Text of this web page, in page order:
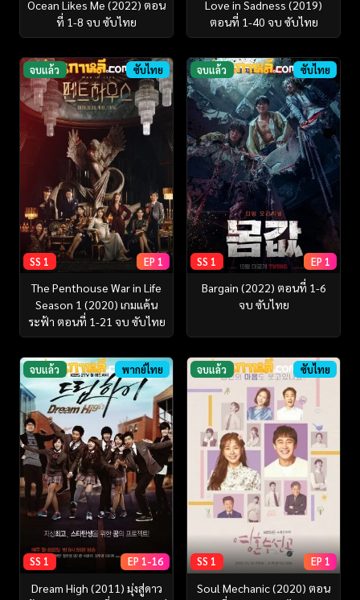
Ocean Likes Me (2022) ตอน
ที่ 1-8 จบ ซับไทย
Love in Sadness (2019)
ตอนที่ 1-40 จบ ซับไทย
จบแล้ว ซับไทย
SS 1 EP 1
The Penthouse War in Life
Season 1 (2020) เกมแค้น
ระฟ้า ตอนที่ 1-21 จบ ซับไทย
จบแล้ว ซับไทย
SS 1 EP 1
Bargain (2022) ตอนที่ 1-6
จบ ซับไทย
จบแล้ว พากย์ไทย
SS 1 EP 1-16
Dream High (2011) มุ่งสู่ดาว
จบแล้ว ซับไทย
SS 1 EP 1
Soul Mechanic (2020) ตอน